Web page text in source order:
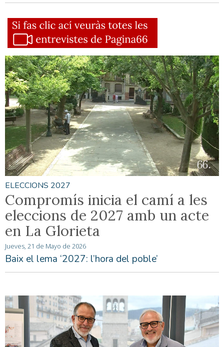
ELECCIONS 2027
Compromís inicia el camí a les
eleccions de 2027 amb un acte
en La Glorieta
Jueves, 21 de Mayo de 2026
Baix el lema ‘2027: l’hora del poble’